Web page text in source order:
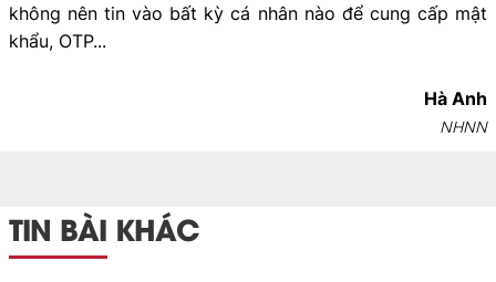
không nên tin vào bất kỳ cá nhân nào để cung cấp mật
khẩu, OTP...
Hà Anh
NHNN
TIN BÀI KHÁC